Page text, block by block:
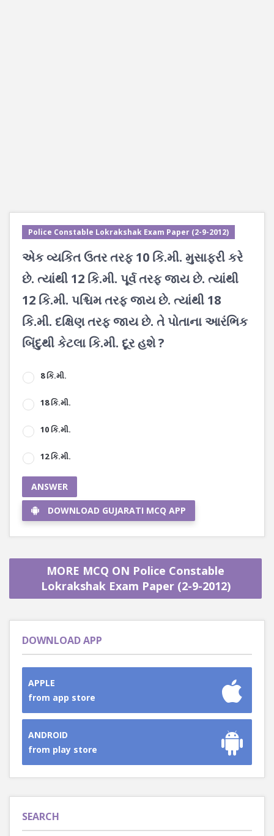
Police Constable Lokrakshak Exam Paper (2-9-2012)
એક વ્યકિત ઉતર તરફ 10 કિ.મી. મુસાફરી કરે
છે. ત્યાંથી 12 કિ.મી. પૂર્વ તરફ જાય છે. ત્યાંથી
12 કિ.મી. પશ્ચિમ તરફ જાય છે. ત્યાંથી 18
કિ.મી. દક્ષિણ તરફ જાય છે. તે પોતાના આરંભિક
બિંદુથી કેટલા કિ.મી. દૂર હશે ?
8 કિ.મી.
18 કિ.મી.
10 કિ.મી.
12 કિ.મી.
ANSWER
DOWNLOAD GUJARATI MCQ APP
MORE MCQ ON Police Constable
Lokrakshak Exam Paper (2-9-2012)
DOWNLOAD APP
APPLE
from app store
ANDROID
from play store
SEARCH